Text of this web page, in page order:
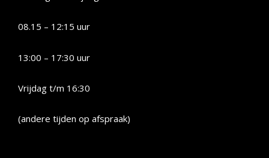
08.15 – 12:15 uur
13:00 – 17:30 uur
Vrijdag t/m 16:30
(andere tijden op afspraak)